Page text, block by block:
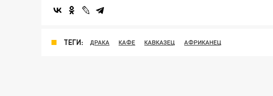
ТЕГИ: ДРАКА КАФЕ КАВКАЗЕЦ АФРИКАНЕЦ